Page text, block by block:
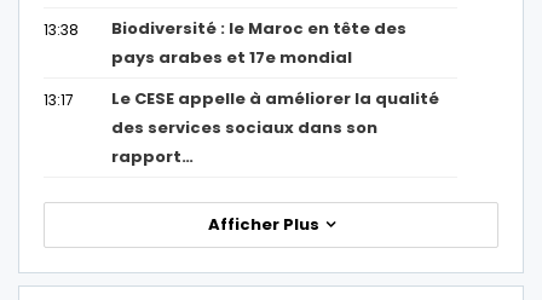
13:38
Biodiversité : le Maroc en tête des
pays arabes et 17e mondial
13:17
Le CESE appelle à améliorer la qualité
des services sociaux dans son
rapport…
Afficher Plus